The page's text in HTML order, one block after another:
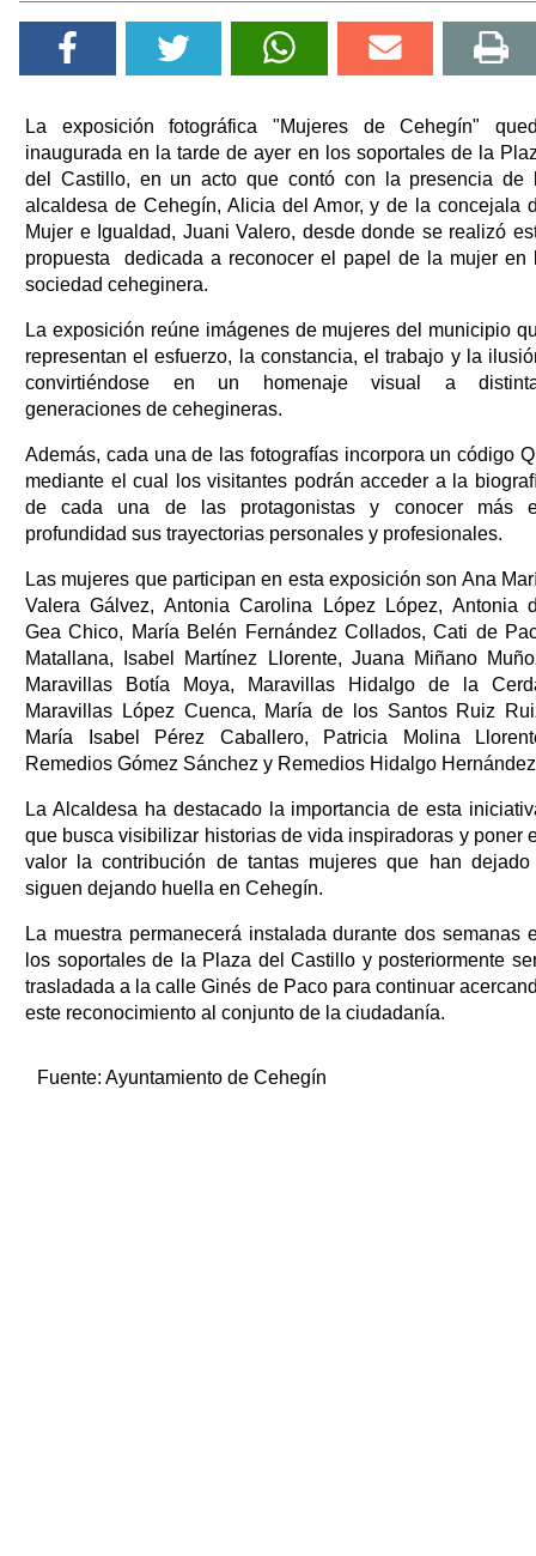
La exposición fotográfica "Mujeres de Cehegín"
inaugurada en la tarde de ayer en los soportales de la
del Castillo, en un acto que contó con la presencia de
alcaldesa de Cehegín, Alicia del Amor, y de la concejala
Mujer e Igualdad, Juani Valero, desde donde se realizó
propuesta dedicada a reconocer el papel de la mujer en
sociedad ceheginera.
La exposición reúne imágenes de mujeres del municipio
representan el esfuerzo, la constancia, el trabajo y la
convirtiéndose en un homenaje visual a
generaciones de cehegineras.
Además, cada una de las fotografías incorpora un código
mediante el cual los visitantes podrán acceder a la
de cada una de las protagonistas y conocer más
profundidad sus trayectorias personales y profesionales.
Las mujeres que participan en esta exposición son Ana
Valera Gálvez, Antonia Carolina López López, Antonia
Gea Chico, María Belén Fernández Collados, Cati de
Matallana, Isabel Martínez Llorente, Juana Miñano
Maravillas Botía Moya, Maravillas Hidalgo de la
Maravillas López Cuenca, María de los Santos Ruiz
María Isabel Pérez Caballero, Patricia Molina
Remedios Gómez Sánchez y Remedios Hidalgo
La Alcaldesa ha destacado la importancia de esta
que busca visibilizar historias de vida inspiradoras y poner
valor la contribución de tantas mujeres que han
siguen dejando huella en Cehegín.
La muestra permanecerá instalada durante dos semanas
los soportales de la Plaza del Castillo y posteriormente
trasladada a la calle Ginés de Paco para continuar
este reconocimiento al conjunto de la ciudadanía.
Fuente: Ayuntamiento de Cehegín